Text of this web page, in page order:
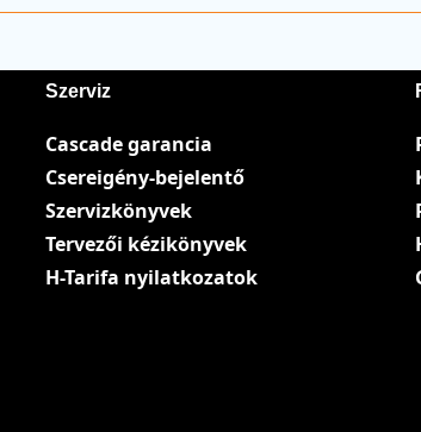
Szerviz
Cascade garancia
Csereigény-bejelentő
Szervizkönyvek
Tervezői kézikönyvek
H-Tarifa nyilatkozatok